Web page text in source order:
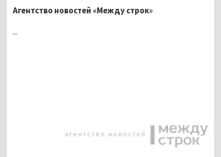
Агентство новостей «Между строк»
...